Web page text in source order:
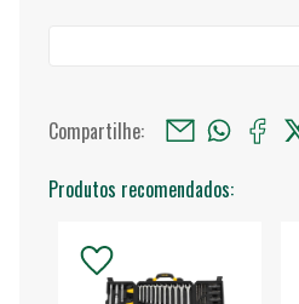
Compartilhe:
Produtos recomendados: